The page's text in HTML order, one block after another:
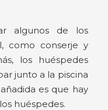
algunos de los
como conserje y
los huéspedes
junto a la piscina
es que hay
huéspedes.